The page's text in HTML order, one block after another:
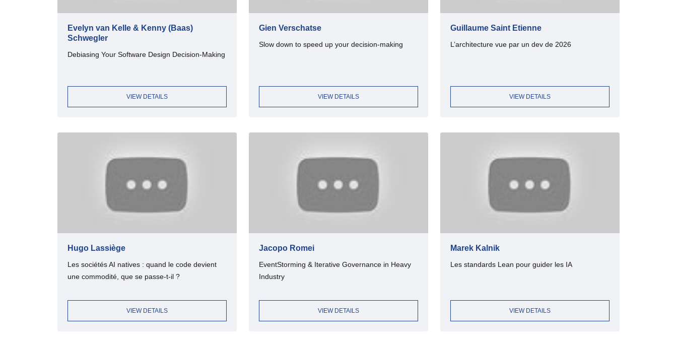
Evelyn van Kelle & Kenny (Baas)
Schwegler
Debiasing Your Software Design Decision-Making
VIEW DETAILS
Gien Verschatse
Slow down to speed up your decision-making
VIEW DETAILS
Guillaume Saint Etienne
L’architecture vue par un dev de 2026
VIEW DETAILS
Hugo Lassiège
Les sociétés AI natives : quand le code devient
une commodité, que se passe-t-il ?
VIEW DETAILS
Jacopo Romei
EventStorming & Iterative Governance in Heavy
Industry
VIEW DETAILS
Marek Kalnik
Les standards Lean pour guider les IA
VIEW DETAILS